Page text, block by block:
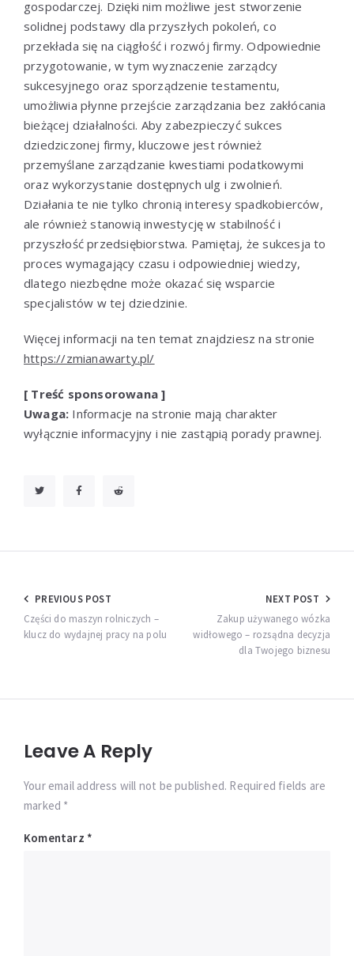
gospodarczej. Dzięki nim możliwe jest stworzenie
solidnej podstawy dla przyszłych pokoleń, co
przekłada się na ciągłość i rozwój firmy. Odpowiednie
przygotowanie, w tym wyznaczenie zarządcy
sukcesyjnego oraz sporządzenie testamentu,
umożliwia płynne przejście zarządzania bez zakłócania
bieżącej działalności. Aby zabezpieczyć sukces
dziedziczonej firmy, kluczowe jest również
przemyślane zarządzanie kwestiami podatkowymi
oraz wykorzystanie dostępnych ulg i zwolnień.
Działania te nie tylko chronią interesy spadkobierców,
ale również stanowią inwestycję w stabilność i
przyszłość przedsiębiorstwa. Pamiętaj, że sukcesja to
proces wymagający czasu i odpowiedniej wiedzy,
dlatego niezbędne może okazać się wsparcie
specjalistów w tej dziedzinie.
Więcej informacji na ten temat znajdziesz na stronie
https://zmianawarty.pl/
[ Treść sponsorowana ]
Uwaga: Informacje na stronie mają charakter
wyłącznie informacyjny i nie zastąpią porady prawnej.
Nawigacja
wpisu
PREVIOUS POST
Części do maszyn rolniczych –
klucz do wydajnej pracy na polu
NEXT POST
Zakup używanego wózka
widłowego – rozsądna decyzja
dla Twojego biznesu
Leave A Reply
Your email address will not be published. Required fields are
marked *
Komentarz *